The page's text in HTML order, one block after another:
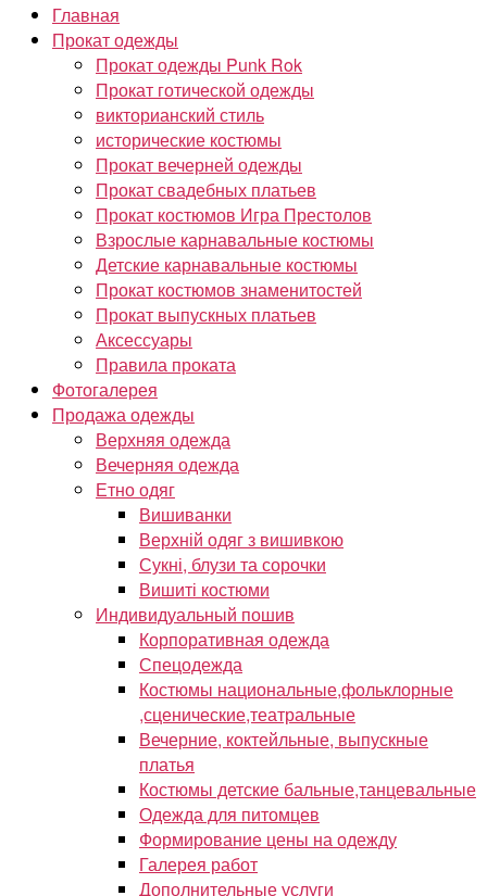
Главная
Прокат одежды
Прокат одежды Punk Rok
Прокат готической одежды
викторианский стиль
исторические костюмы
Прокат вечерней одежды
Прокат свадебных платьев
Прокат костюмов Игра Престолов
Взрослые карнавальные костюмы
Детские карнавальные костюмы
Прокат костюмов знаменитостей
Прокат выпускных платьев
Аксессуары
Правила проката
Фотогалерея
Продажа одежды
Верхняя одежда
Вечерняя одежда
Етно одяг
Вишиванки
Верхній одяг з вишивкою
Сукні, блузи та сорочки
Вишиті костюми
Индивидуальный пошив
Корпоративная одежда
Спецодежда
Костюмы национальные,фольклорные
,сценические,театральные
Вечерние, коктейльные, выпускные
платья
Костюмы детские бальные,танцевальные
Одежда для питомцев
Формирование цены на одежду
Галерея работ
Дополнительные услуги